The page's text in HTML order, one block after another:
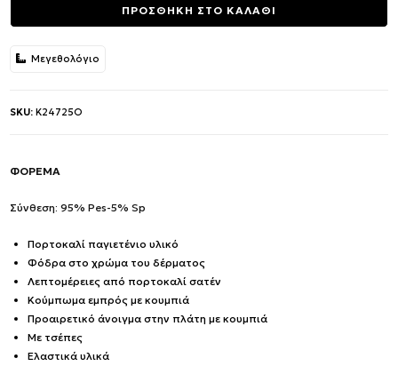
ΠΡΟΣΘΗΚΗ ΣΤΟ ΚΑΛΑΘΙ
Μεγεθολόγιο
SKU:K24725O
ΦΟΡΕΜΑ
Σύνθεση: 95% Pes-5% Sp
Πορτοκαλί παγιετένιο υλικό
Φόδρα στο χρώμα του δέρματος
Λεπτομέρειες από πορτοκαλί σατέν
Κούμπωμα εμπρός με κουμπιά
Προαιρετικό άνοιγμα στην πλάτη με κουμπιά
Με τσέπες
Ελαστικά υλικά